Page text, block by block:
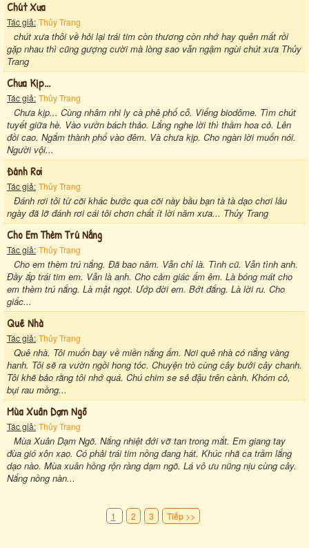
Chút Xưa
Tác giả: Thủy Trang
chút xưa thôi về hỏi lại trái tim còn thương còn nhớ hay quên mất rồi
gặp nhau thì cũng gượng cười mà lòng sao vẫn ngậm ngùi chút xưa Thủy
Trang
Chưa Kịp...
Tác giả: Thủy Trang
Chưa kịp... Cùng nhâm nhi ly cà phê phố cỗ. Viếng biodôme. Tìm chút
tuyết giữa hè. Vào vườn bách thảo. Lắng nghe lời thì thầm hoa cỏ. Lên
đồi cao. Ngắm thành phố vào đêm. Và chưa kịp. Cho ngàn lời muốn nói.
Người vội...
Đánh Rơi
Tác giả: Thủy Trang
Đánh rơi tôi từ cõi khác bước qua cõi này bầu bạn tà tà dạo chơi lâu
ngày đã lỡ đánh rơi cái tôi chơn chất ít lời năm xưa... Thủy Trang
Cho Em Thèm Trú Nắng
Tác giả: Thủy Trang
Cho em thèm trú nắng. Đã bao năm. Vẫn chỉ là. Tình cũ. Vẫn tình anh.
Đầy ắp trái tim em. Vẫn là anh. Cho cảm giác ấm êm. Là bóng mát cho
em thèm trú nắng. Là mật ngọt. Ướp đời em. Bớt đắng. Là lời ru. Cho
giấc...
Quê Nhà
Tác giả: Thủy Trang
Quê nhà. Tôi muốn bay về miền nắng ấm. Nơi quê nhà có nắng vàng
hanh. Tôi sẽ ra vườn ngồi hong tóc. Chuyện trò cùng cây bưởi cây chanh.
Tôi khẽ bảo rằng tôi nhớ quá. Chú chim se sẻ đậu trên cành. Khóm cỏ,
bụi rau mồng...
Mùa Xuân Dạm Ngõ
Tác giả: Thủy Trang
Mùa Xuân Dạm Ngõ. Nắng nhiệt đới vỡ tan trong mắt. Em giang tay
đùa gió xôn xao. Có phải trái tim nồng đang hát. Khúc nhã ca trầm lắng
dạo nào. Mùa xuân hồng rộn ràng dạm ngõ. Lá vô ưu nũng nịu cùng cây.
Nắng nồng nàn...
1 2 3 Tiếp >>